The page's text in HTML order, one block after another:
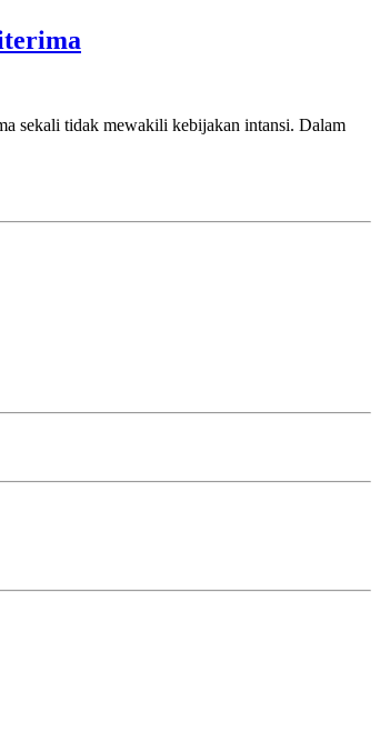
sekali tidak mewakili kebijakan intansi. Dalam